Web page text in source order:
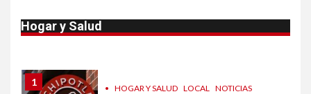
Hogar y Salud por parásito que causa
1
• HOGAR Y SALUD LOCAL NOTICIAS